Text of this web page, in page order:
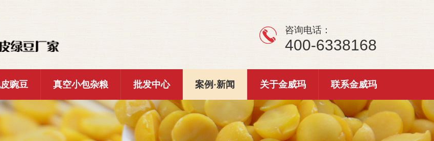
咨询电话：
400-6338168
豌豆 真空小包杂粮 批发中心 案例·新闻 关于金威玛 联系金威玛